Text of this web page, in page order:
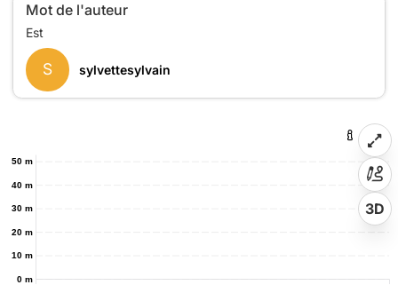
Mot de l'auteur
S sylvettesylvain
0 m
10 m
20 m
30 m
40 m
50 m
3D